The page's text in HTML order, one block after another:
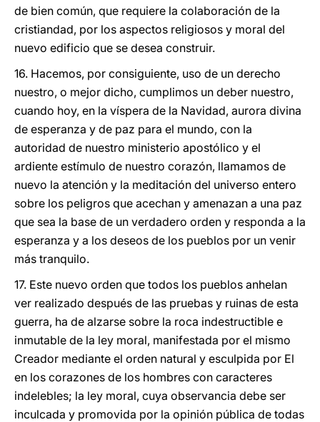
de bien común, que requiere la colaboración de la
cristiandad, por los aspectos religiosos y moral del
nuevo edificio que se desea construir.
16. Hacemos, por consiguiente, uso de un derecho
nuestro, o mejor dicho, cumplimos un deber nuestro,
cuando hoy, en la víspera de la Navidad, aurora divina
de esperanza y de paz para el mundo, con la
autoridad de nuestro ministerio apostólico y el
ardiente estímulo de nuestro corazón, llamamos de
nuevo la atención y la meditación del universo entero
sobre los peligros que acechan y amenazan a una paz
que sea la base de un verdadero orden y responda a la
esperanza y a los deseos de los pueblos por un venir
más tranquilo.
17. Este nuevo orden que todos los pueblos anhelan
ver realizado después de las pruebas y ruinas de esta
guerra, ha de alzarse sobre la roca indestructible e
inmutable de la ley moral, manifestada por el mismo
Creador mediante el orden natural y esculpida por El
en los corazones de los hombres con caracteres
indelebles; la ley moral, cuya observancia debe ser
inculcada y promovida por la opinión pública de todas